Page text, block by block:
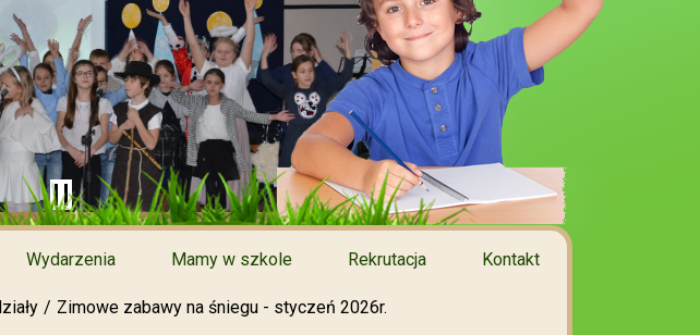
Wydarzenia Mamy w szkole Rekrutacja Kontakt
Zimowe zabawy na śniegu - styczeń 2026r.